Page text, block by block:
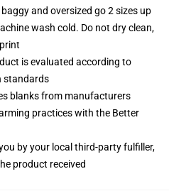
and oversized go 2 sizes up
wash cold. Do not dry clean,
is evaluated according to
standards
blanks from manufacturers
practices with the Better
by your local third-party fulfiller,
product received